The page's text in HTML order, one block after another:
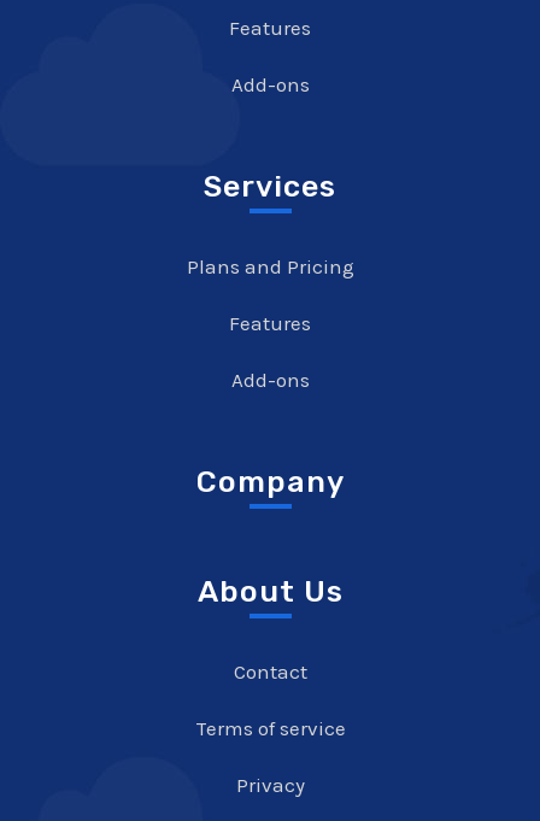
Features
Add-ons
Services
Plans and Pricing
Features
Add-ons
Company
About Us
Contact
Terms of service
Privacy